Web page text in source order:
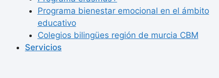
Programa bienestar emocional en el ámbito
educativo
Colegios bilingües región de murcia CBM
Servicios